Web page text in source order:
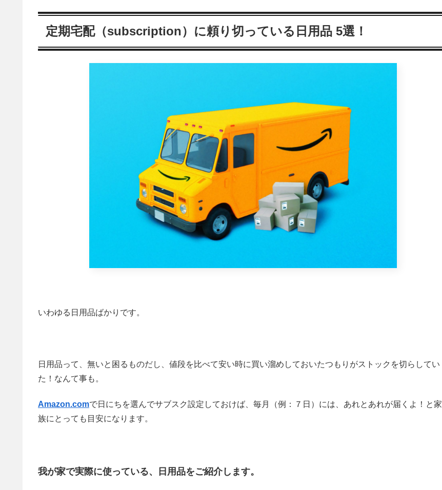
定期宅配（subscription）に頼り切っている日用品 5選！
いわゆる日用品ばかりです。
日用品って、無いと困るものだし、値段を比べて安い時に買い溜めしておいたつもりがストックを切らしてい
た！なんて事も。
Amazon.comで日にちを選んでサブスク設定しておけば、毎月（例：７日）には、あれとあれが届くよ！と家
族にとっても目安になります。
我が家で実際に使っている、日用品をご紹介します。